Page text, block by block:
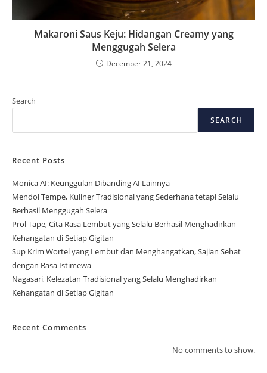
Makaroni Saus Keju: Hidangan Creamy yang
Menggugah Selera
December 21, 2024
Search
SEARCH
Recent Posts
Monica AI: Keunggulan Dibanding AI Lainnya
Mendol Tempe, Kuliner Tradisional yang Sederhana tetapi Selalu
Berhasil Menggugah Selera
Prol Tape, Cita Rasa Lembut yang Selalu Berhasil Menghadirkan
Kehangatan di Setiap Gigitan
Sup Krim Wortel yang Lembut dan Menghangatkan, Sajian Sehat
dengan Rasa Istimewa
Nagasari, Kelezatan Tradisional yang Selalu Menghadirkan
Kehangatan di Setiap Gigitan
Recent Comments
No comments to show.